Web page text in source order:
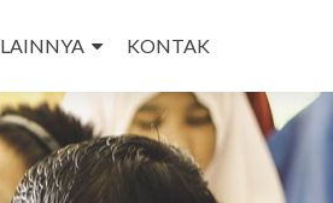
LAINNYA KONTAK